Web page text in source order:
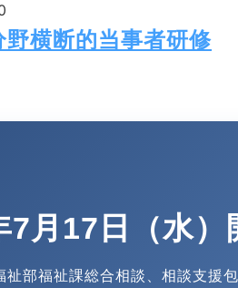
横断的当事者研修
7月17日（水）
祉部福祉課総合相談、相談支援